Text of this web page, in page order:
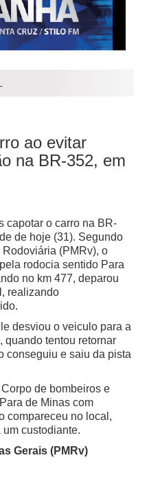
ao evitar
na BR-352, em
capotar o carro na BR-
de hoje (31). Segundo
(PMRv), o
rodocia sentido Para
no km 477, deparou
realizando
desviou o veiculo para a
quando tentou retornar
conseguiu e saiu da pista
de bombeiros e
de Minas com
compareceu no local,
custodiante.
Gerais (PMRv)